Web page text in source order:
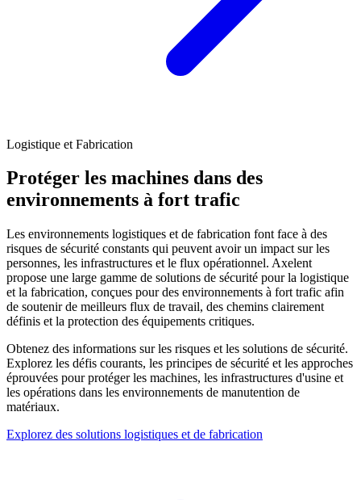
Logistique et Fabrication
Protéger les machines dans des
environnements à fort trafic
Les environnements logistiques et de fabrication font face à des
risques de sécurité constants qui peuvent avoir un impact sur les
personnes, les infrastructures et le flux opérationnel. Axelent
propose une large gamme de solutions de sécurité pour la logistique
et la fabrication, conçues pour des environnements à fort trafic afin
de soutenir de meilleurs flux de travail, des chemins clairement
définis et la protection des équipements critiques.
Obtenez des informations sur les risques et les solutions de sécurité.
Explorez les défis courants, les principes de sécurité et les approches
éprouvées pour protéger les machines, les infrastructures d'usine et
les opérations dans les environnements de manutention de
matériaux.
Explorez des solutions logistiques et de fabrication